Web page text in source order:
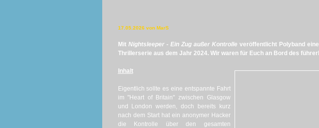
17.05.2026 von MarS
Mit Nightsleeper - Ein Zug außer Kontrolle veröffentlicht Polyband
Thrillerserie aus dem Jahr 2024. Wir waren für Euch an Bord des
Inhalt
Eigentlich sollte es eine entspannte Fahrt
im "Heart of Britain" zwischen Glasgow
und London werden, doch bereits kurz
nach dem Start hat ein anonymer Hacker
die Kontrolle über den gesamten